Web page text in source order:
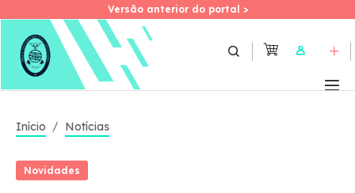
Skip
Versão anterior do portal >
Versão anterior do portal >
User
Início Notícias
Novidades